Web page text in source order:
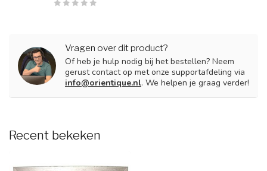
Vragen over dit product?
Of heb je hulp nodig bij het bestellen? Neem
gerust contact op met onze supportafdeling via
info@orientique.nl. We helpen je graag verder!
Recent bekeken